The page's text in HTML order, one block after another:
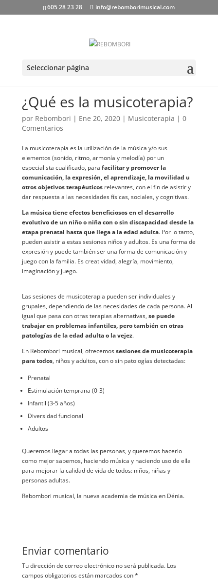
605 28 23 28 info@rebomborimusical.com
Seleccionar página
¿Qué es la musicoterapia?
por Rebombori | Ene 20, 2020| Musicoterapia | 0
Comentarios
La musicoterapia es la utilización de la música y/o sus
elementos (sonido, ritmo, armonía y melodía) por un
especialista cualificado, para facilitar y promover la
comunicación, la expresión, el aprendizaje, la movilidad u
otros objetivos terapéuticos relevantes, con el fin de asistir y
dar respuesta a las necesidades físicas, sociales, y cognitivas.
La música tiene efectos beneficiosos en el desarrollo
evolutivo de un niño o niña con o sin discapacidad desde la
etapa prenatal hasta que llega a la edad adulta. Por lo tanto,
pueden asistir a estas sesiones niños y adultos. Es una forma de
expresión y puede también ser una forma de comunicación y
juego con la familia. Es creatividad, alegría, movimiento,
imaginación y juego.
Las sesiones de musicoterapia pueden ser individuales y
grupales, dependiendo de las necesidades de cada persona. Al
igual que pasa con otras terapias alternativas, se puede
trabajar en problemas infantiles, pero también en otras
patologías de la edad adulta o la vejez.
En Rebombori musical, ofrecemossesiones de musicoterapia
para todos, niños y adultos, con o sin patologías detectadas:
Prenatal
Estimulación temprana (0-3)
Infantil (3-5 años)
Diversidad funcional
Adultos
Queremos llegar a todas las personas, y queremos hacerlo
como mejor sabemos, haciendo música y haciendo uso de ella
para mejorar la calidad de vida de todos: niños, niñas y
personas adultas.
Rebombori musical, la nueva academia de música en Dénia.
Enviar comentario
Tu dirección de correo electrónico no será publicada. Los
campos obligatorios están marcados con*